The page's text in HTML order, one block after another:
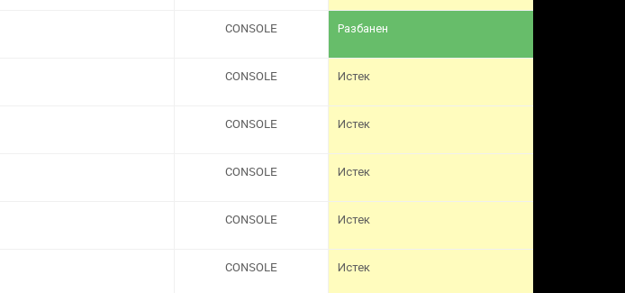
CONSOLE Разбанен
CONSOLE Истек
CONSOLE Истек
CONSOLE Истек
CONSOLE Истек
CONSOLE Истек